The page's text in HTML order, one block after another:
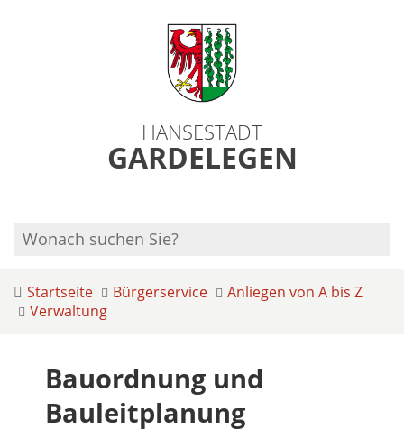
HANSESTADT
GARDELEGEN
Startseite Bürgerservice
Anliegen von A bis Z
Verwaltung
Bauordnung und
Bauleitplanung